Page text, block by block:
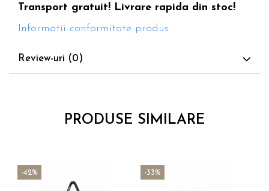
Transport gratuit! Livrare rapida din stoc!
Informatii conformitate produs
Review-uri (0)
PRODUSE SIMILARE
-42% -33%